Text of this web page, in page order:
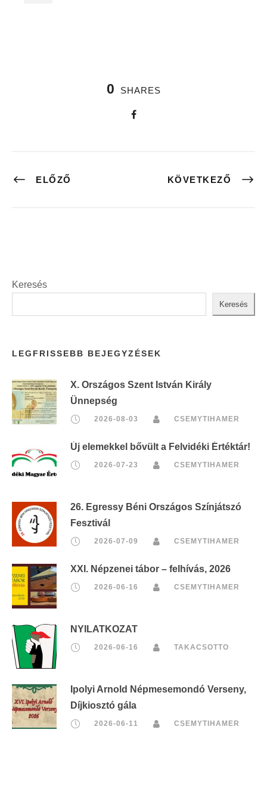
0 SHARES
ELŐZŐ KÖVETKEZŐ
Keresés
Keresés
LEGFRISSEBB BEJEGYZÉSEK
X. Országos Szent István Király
Ünnepség
2026-08-03 CSEMYTIHAMER
Új elemekkel bővült a Felvidéki Értéktár!
2026-07-23 CSEMYTIHAMER
26. Egressy Béni Országos Színjátszó
Fesztivál
2026-07-09 CSEMYTIHAMER
XXI. Népzenei tábor – felhívás, 2026
2026-06-16 CSEMYTIHAMER
NYILATKOZAT
2026-06-16 TAKACSOTTO
Ipolyi Arnold Népmesemondó Verseny,
Díjkiosztó gála
2026-06-11 CSEMYTIHAMER